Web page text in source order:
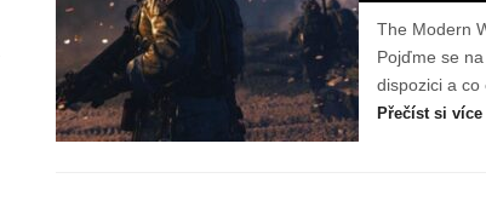
The Modern
Pojďme se
dispozici a
Přečíst si více